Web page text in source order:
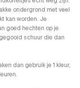
ondergrond met veel
kan worden. Je
goed hechten op je
schuur die dan
dan gebruik je 1 kleur,